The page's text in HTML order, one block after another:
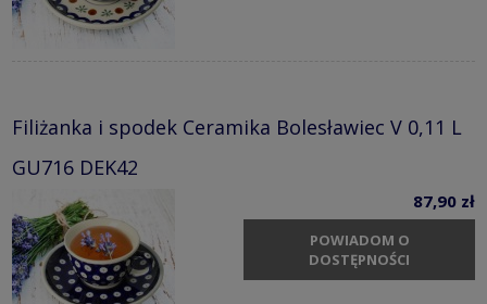
Filiżanka i spodek Ceramika Bolesławiec V 0,11 L
GU716 DEK42
87,90 zł
POWIADOM O
DOSTĘPNOŚCI